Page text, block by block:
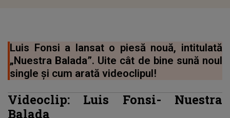
Luis Fonsi a lansat o piesă nouă, intitulată
„Nuestra Balada”. Uite cât de bine sună noul
single și cum arată videoclipul!
Videoclip: Luis Fonsi- Nuestra
Balada